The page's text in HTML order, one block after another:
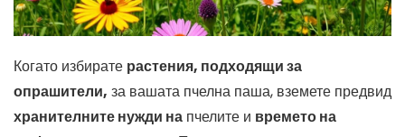
Когато избирате растения, подходящи за
опрашители, за вашата пчелна паша, вземете предвид
хранителните нужди на пчелите и времето на